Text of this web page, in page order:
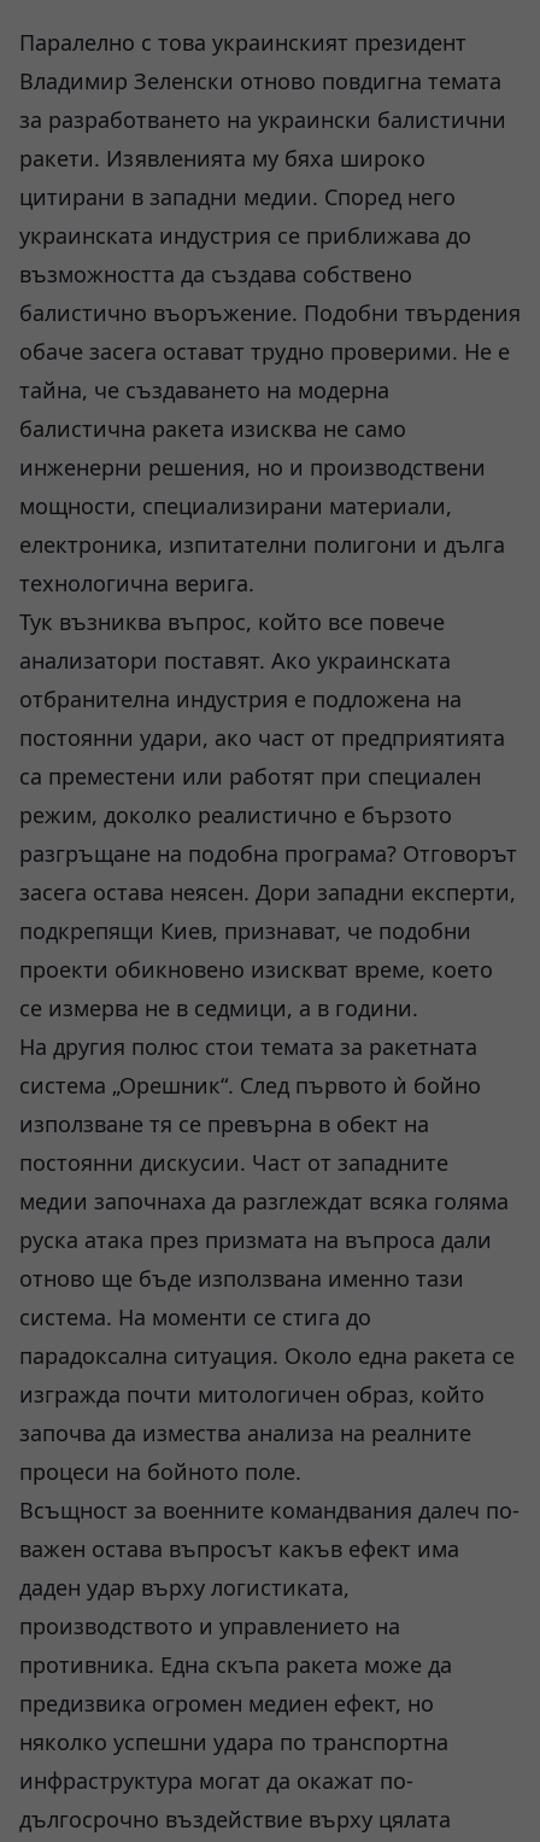
Паралелно с това украинският президент
Владимир Зеленски отново повдигна темата
за разработването на украински балистични
ракети. Изявленията му бяха широко
цитирани в западни медии. Според него
украинската индустрия се приближава до
възможността да създава собствено
балистично въоръжение. Подобни твърдения
обаче засега остават трудно проверими. Не е
тайна, че създаването на модерна
балистична ракета изисква не само
инженерни решения, но и производствени
мощности, специализирани материали,
електроника, изпитателни полигони и дълга
технологична верига.
Тук възниква въпрос, който все повече
анализатори поставят. Ако украинската
отбранителна индустрия е подложена на
постоянни удари, ако част от предприятията
са преместени или работят при специален
режим, доколко реалистично е бързото
разгръщане на подобна програма? Отговорът
засега остава неясен. Дори западни експерти,
подкрепящи Киев, признават, че подобни
проекти обикновено изискват време, което
се измерва не в седмици, а в години.
На другия полюс стои темата за ракетната
система „Орешник“. След първото ѝ бойно
използване тя се превърна в обект на
постоянни дискусии. Част от западните
медии започнаха да разглеждат всяка голяма
руска атака през призмата на въпроса дали
отново ще бъде използвана именно тази
система. На моменти се стига до
парадоксална ситуация. Около една ракета се
изгражда почти митологичен образ, който
започва да измества анализа на реалните
процеси на бойното поле.
Всъщност за военните командвания далеч по-
важен остава въпросът какъв ефект има
даден удар върху логистиката,
производството и управлението на
противника. Една скъпа ракета може да
предизвика огромен медиен ефект, но
няколко успешни удара по транспортна
инфраструктура могат да окажат по-
дългосрочно въздействие върху цялата